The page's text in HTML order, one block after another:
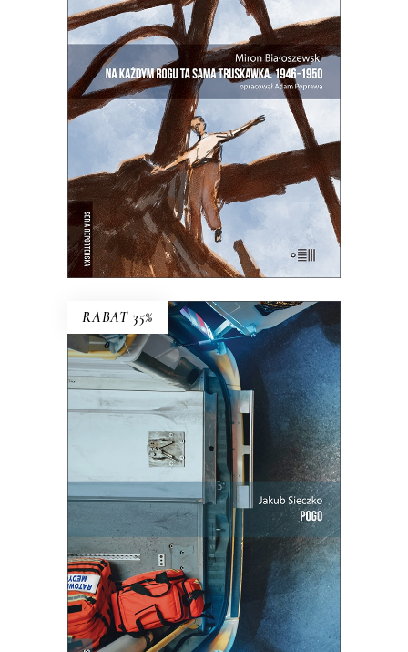
E-BOOK DO KOSZYKA
NA KAŻDYM ROGU TA SAMA
TRUSKAWKA
Zupełnie nowe miasto. Jakaś inna
Warszawa na starych śmieciach. Skąd
się wzięła?
50.00zł 25.00zł
RABAT 35%
POGO
Ta praca to ciągłe szukanie równowagi
między paraliżującą niepewnością a
wyniszczającą rutyną.
39.00zł 25.35zł
KSIĄŻKA DO KOSZYKA